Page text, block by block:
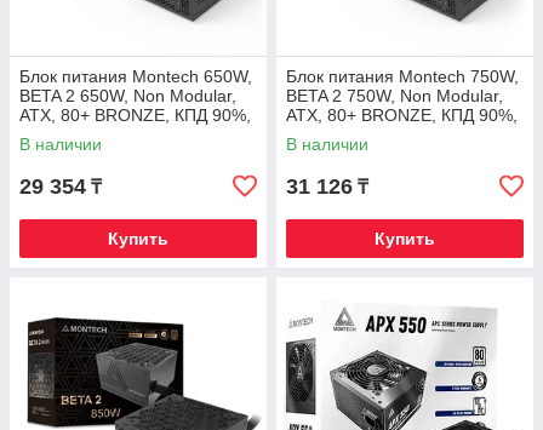
Блок питания Montech 650W,
BETA 2 650W, Non Modular,
ATX, 80+ BRONZE, КПД 90%,
Fan 120mm, Черный
В наличии
29 354 ₸
Купить
Блок питания Montech 750W,
BETA 2 750W, Non Modular,
ATX, 80+ BRONZE, КПД 90%,
Fan 120mm, Черный
В наличии
31 126 ₸
Купить